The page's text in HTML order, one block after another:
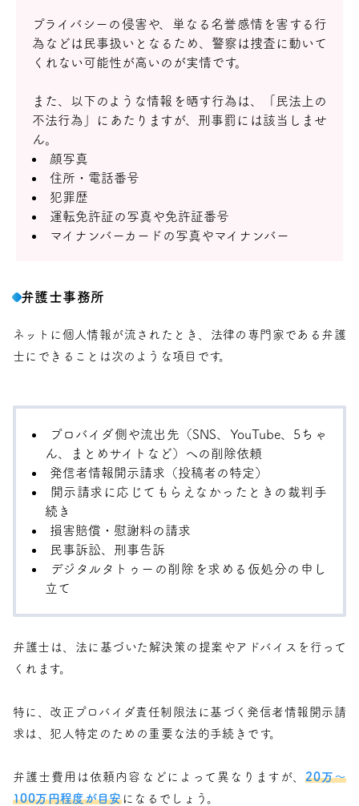
プライバシーの侵害や、単なる名誉感情を害する行
為などは民事扱いとなるため、警察は捜査に動いて
くれない可能性が高いのが実情です。
また、以下のような情報を晒す行為は、「民法上の
不法行為」にあたりますが、刑事罰には該当しませ
ん。
顔写真
住所・電話番号
犯罪歴
運転免許証の写真や免許証番号
マイナンバーカードの写真やマイナンバー
弁護士事務所
ネットに個人情報が流されたとき、法律の専門家である弁護
士にできることは次のような項目です。
プロバイダ側や流出先（SNS、YouTube、5ちゃ
ん、まとめサイトなど）への削除依頼
発信者情報開示請求（投稿者の特定）
開示請求に応じてもらえなかったときの裁判手
続き
損害賠償・慰謝料の請求
民事訴訟、刑事告訴
デジタルタトゥーの削除を求める仮処分の申し
立て
弁護士は、法に基づいた解決策の提案やアドバイスを行って
くれます。
特に、改正プロバイダ責任制限法に基づく発信者情報開示請
求は、犯人特定のための重要な法的手続きです。
弁護士費用は依頼内容などによって異なりますが、20万〜
100万円程度が目安になるでしょう。